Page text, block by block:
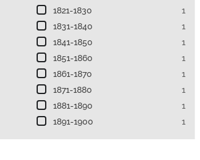
1821-1830
1
1831-1840
1
1841-1850
1
1851-1860
1
1861-1870
1
1871-1880
1
1881-1890
1
1891-1900
1